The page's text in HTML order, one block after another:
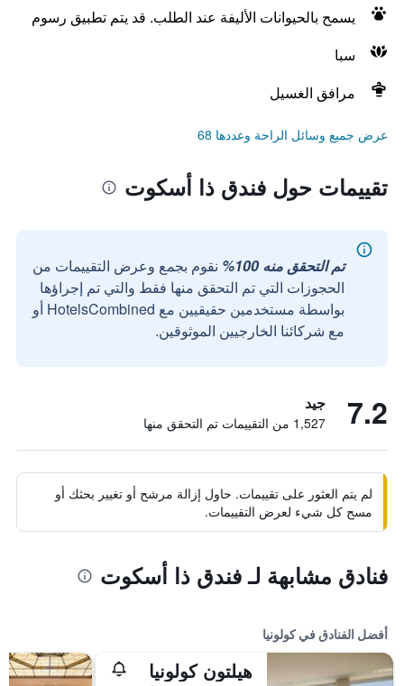
يسمح بالحيوانات الأليفة عند الطلب. قد يتم تطبيق رسوم
سبا
مرافق الغسيل
عرض جميع وسائل الراحة وعددها 68
تقييمات حول فندق ذا أسكوت
تم التحقق منه 100%
نقوم بجمع وعرض التقييمات من
الحجوزات التي تم التحقق منها فقط والتي تم إجراؤها
بواسطة مستخدمين حقيقيين مع HotelsCombined أو
مع شركائنا الخارجيين الموثوقين.
7.2 جيد
1,527 من التقييمات تم التحقق منها
لم يتم العثور على تقييمات. حاول إزالة مرشح أو تغيير بحثك أو
مسح كل شيء لعرض التقييمات.
فنادق مشابهة لـ فندق ذا أسكوت
أفضل الفنادق في كولونيا
هيلتون كولونيا